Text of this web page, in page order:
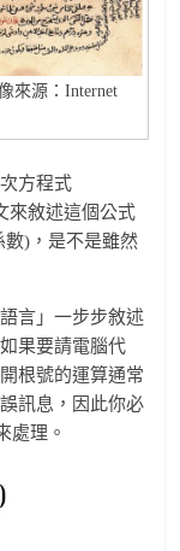
來源：Internet
方程式
來敘述這個公式
數)，是不是雖然
言」一步步敘述
果要請電腦代
根號的運算通常
訊息，因此你必
處理。